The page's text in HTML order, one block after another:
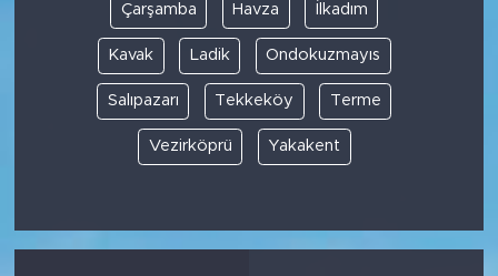
Çarşamba Havza İlkadım
Kavak Ladik Ondokuzmayıs
Salıpazarı Tekkeköy Terme
Vezirköprü Yakakent